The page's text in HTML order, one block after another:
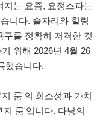
지는 요즘, 요정스파는
니다. 술자리와 힐링
구를 정확히 저격한 것
위해 2026년 4월 26
했습니다.
룸'의 희소성과 가치
룸'입니다. 다낭의